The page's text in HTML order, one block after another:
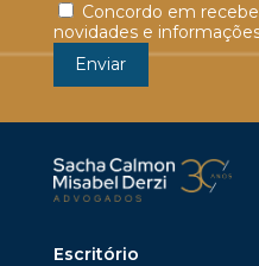
Concordo em
novidades e
Escritório